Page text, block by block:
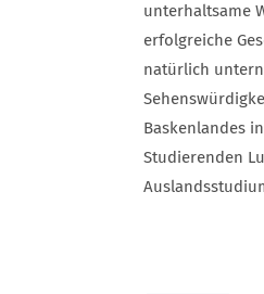
unterhaltsame
erfolgreiche
natürlich
Baskenlandes
Studierenden